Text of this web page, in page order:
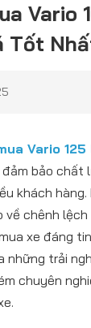
Vario
Tốt
Vario 125
bảo chất
khách hàng.
về chênh
xe đáng
những trải
chuyên